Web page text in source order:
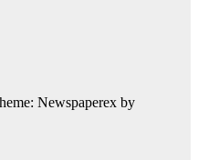
Newspaperex by